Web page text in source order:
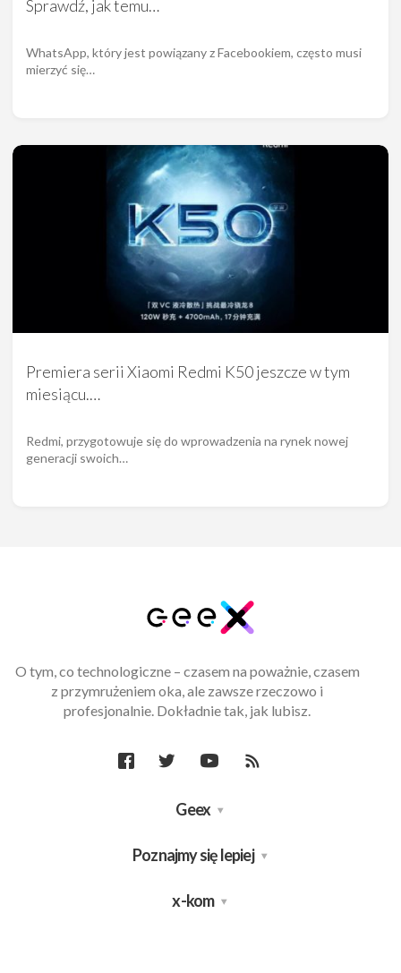
Sprawdź, jak temu…
WhatsApp, który jest powiązany z Facebookiem, często musi
mierzyć się…
Premiera serii Xiaomi Redmi K50 jeszcze w tym
miesiącu.…
Redmi, przygotowuje się do wprowadzenia na rynek nowej
generacji swoich…
O tym, co technologiczne – czasem na poważnie, czasem
z przymrużeniem oka, ale zawsze rzeczowo i
profesjonalnie. Dokładnie tak, jak lubisz.
Geex
Poznajmy się lepiej
x-kom